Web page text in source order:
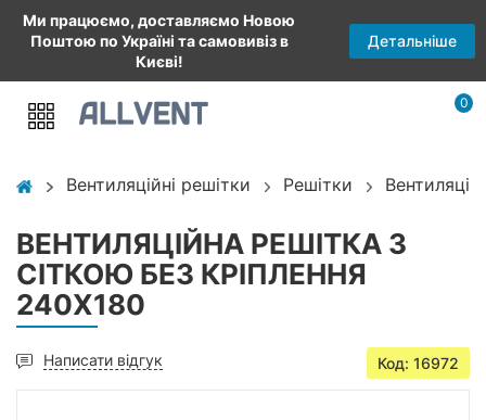
Ми працюємо, доставляємо Новою
Поштою по Україні та самовивіз в
Києві!
Детальніше
0
Вентиляційні решітки Решітки
ВЕНТИЛЯЦІЙНА РЕШІТКА З
СІТКОЮ БЕЗ КРІПЛЕННЯ
240X180
Написати відгук Код: 16972